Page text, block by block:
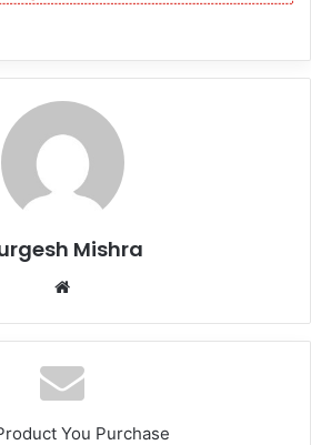
Mishra
Website
You Purchase